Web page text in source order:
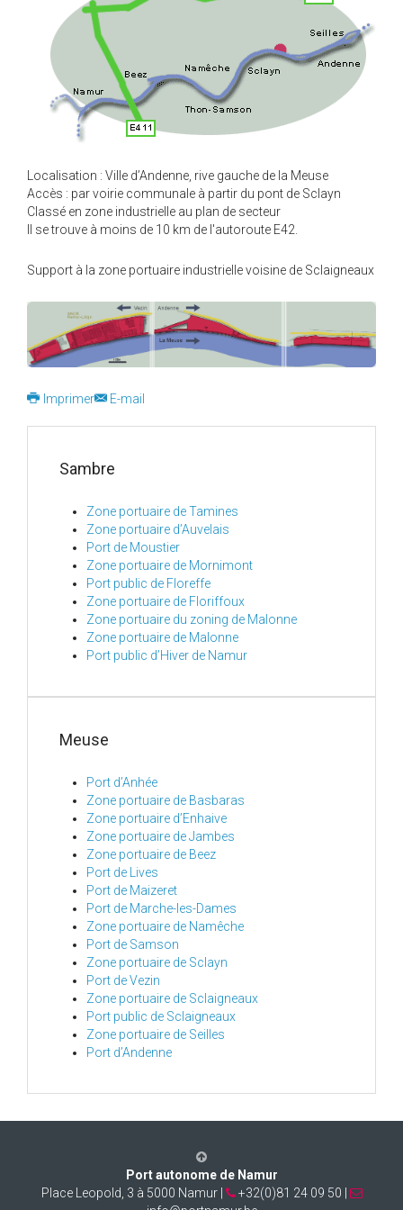
Localisation : Ville d’Andenne, rive gauche de la Meuse
Accès : par voirie communale à partir du pont de Sclayn
Classé en zone industrielle au plan de secteur
Il se trouve à moins de 10 km de l'autoroute E42.
Support à la zone portuaire industrielle voisine de Sclaigneaux
Imprimer E-mail
Sambre
Zone portuaire de Tamines
Zone portuaire d’Auvelais
Port de Moustier
Zone portuaire de Mornimont
Port public de Floreffe
Zone portuaire de Floriffoux
Zone portuaire du zoning de Malonne
Zone portuaire de Malonne
Port public d’Hiver de Namur
Meuse
Port d’Anhée
Zone portuaire de Basbaras
Zone portuaire d’Enhaive
Zone portuaire de Jambes
Zone portuaire de Beez
Port de Lives
Port de Maizeret
Port de Marche-les-Dames
Zone portuaire de Namêche
Port de Samson
Zone portuaire de Sclayn
Port de Vezin
Zone portuaire de Sclaigneaux
Port public de Sclaigneaux
Zone portuaire de Seilles
Port d’Andenne
Port autonome de Namur
Place Leopold, 3 à 5000 Namur |
+32(0)81 24 09 50 |